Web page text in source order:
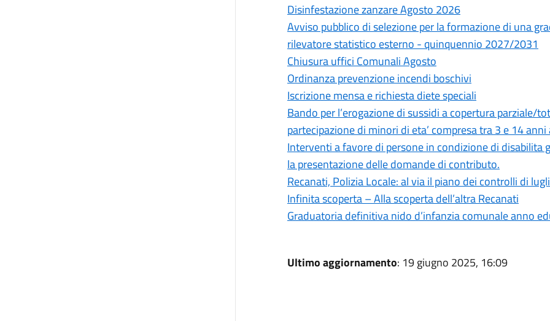
Disinfestazione zanzare Agosto 2026
Avviso pubblico di selezione per la formazione di una
rilevatore statistico esterno - quinquennio 2027/2031
Chiusura uffici Comunali Agosto
Ordinanza prevenzione incendi boschivi
Iscrizione mensa e richiesta diete speciali
Bando per l’erogazione di sussidi a copertura parziale/
partecipazione di minori di eta’ compresa tra 3 e 14
Interventi a favore di persone in condizione di disabilita
la presentazione delle domande di contributo.
Recanati, Polizia Locale: al via il piano dei controlli di
Infinita scoperta – Alla scoperta dell’altra Recanati
Graduatoria definitiva nido d’infanzia comunale anno
Ultimo aggiornamento: 19 giugno 2025, 16:09